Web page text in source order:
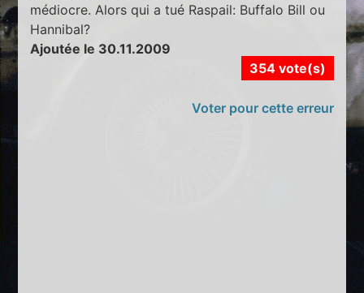
médiocre. Alors qui a tué Raspail: Buffalo Bill ou
Hannibal?
Ajoutée le 30.11.2009
354 vote(s)
Voter pour cette erreur